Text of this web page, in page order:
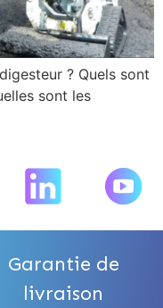
? Quels sont
sont les
Garantie de
livraison